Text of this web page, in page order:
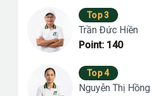
Top 3
Trần Đức Hiền
Point: 140
Top 4
Nguyễn Thị Hồng